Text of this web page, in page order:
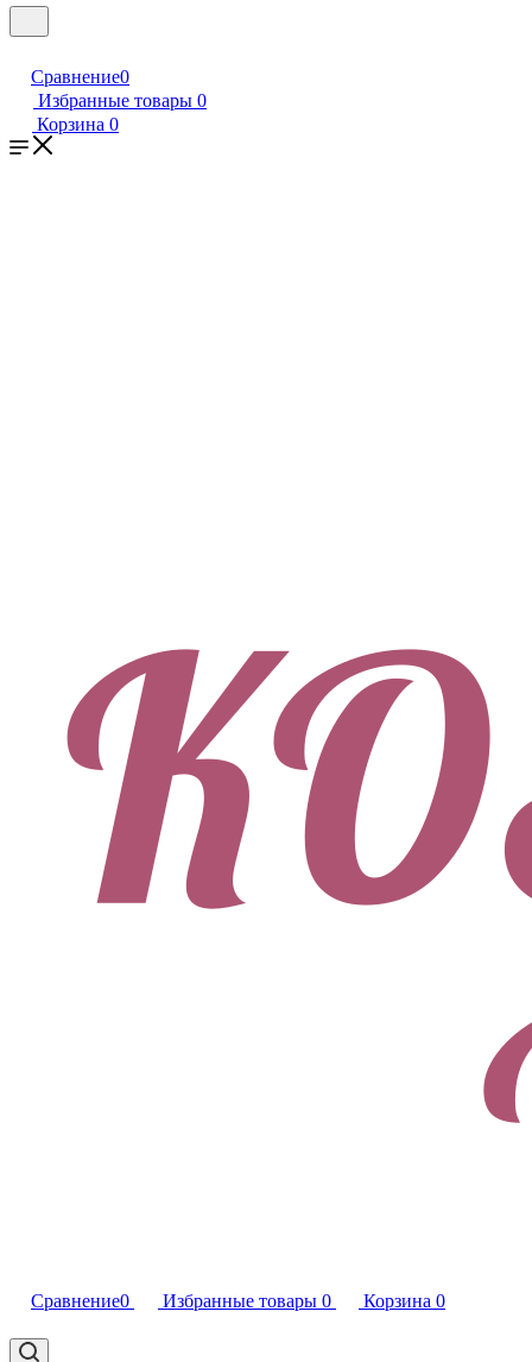
Сравнение0
Избранные товары 0
Корзина 0
Сравнение0 Избранные товары 0 Корзина 0